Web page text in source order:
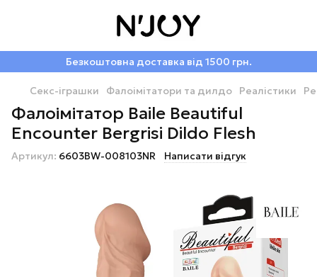
Безкоштовна доставка від 1500 грн.
Секс-іграшки Фалоімітатори та дилдо Реалістики
Фалоімітатор Baile Beautiful
Encounter Bergrisi Dildo Flesh
Артикул: 6603BW-008103NR Написати відгук